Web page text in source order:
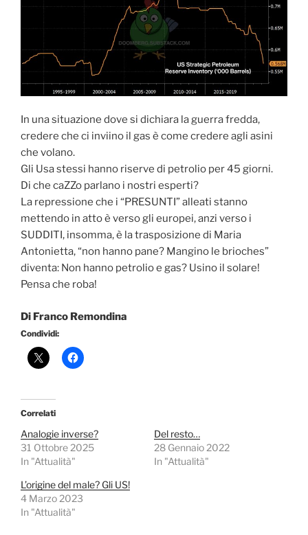
In una situazione dove si dichiara la guerra fredda,
credere che ci inviino il gas è come credere agli asini
che volano.
Gli Usa stessi hanno riserve di petrolio per 45 giorni.
Di che caZZo parlano i nostri esperti?
La repressione che i “PRESUNTI” alleati stanno
mettendo in atto è verso gli europei, anzi verso i
SUDDITI, insomma, è la trasposizione di Maria
Antonietta, “non hanno pane? Mangino le brioches”
diventa: Non hanno petrolio e gas? Usino il solare!
Pensa che roba!
Di Franco Remondina
Condividi:
Correlati
Analogie inverse?
31 Ottobre 2025
In "Attualità"
Del resto…
28 Gennaio 2022
In "Attualità"
L’origine del male? Gli US!
4 Marzo 2023
In "Attualità"